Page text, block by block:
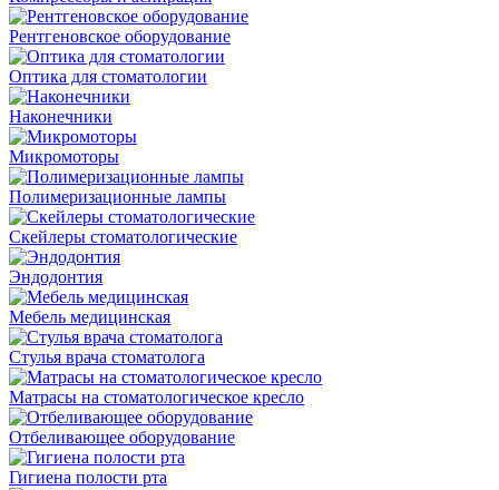
Рентгеновское оборудование
Оптика для стоматологии
Наконечники
Микромоторы
Полимеризационные лампы
Скейлеры стоматологические
Эндодонтия
Мебель медицинская
Стулья врача стоматолога
Матрасы на стоматологическое кресло
Отбеливающее оборудование
Гигиена полости рта